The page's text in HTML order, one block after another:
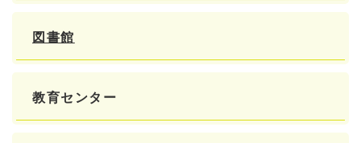
図書館
教育センター